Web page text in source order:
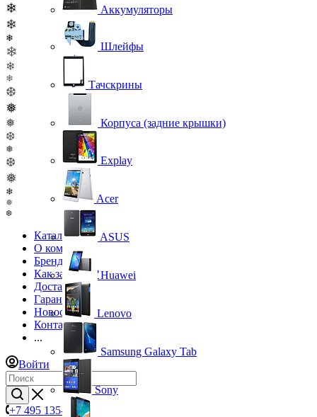
❄
❄
❄
❄
❄
❄
❆
❅
❅
❆
❅
❆
❅
❄
❅
❆
Каталог
О компании
Бренды
Как заказать?
Доставка
Гарантия
Новости
Контакты
...
Войти
+7 495 135-39-43
Аккумуляторы
Шлейфы
Тачскрины
Корпуса (задние крышки)
Explay
Acer
ASUS
Huawei
Lenovo
Samsung Galaxy Tab
Sony